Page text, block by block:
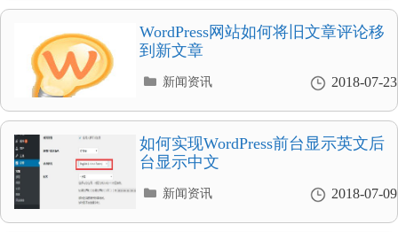
录
WordPress网站如何将旧文章评论移
到新文章
2018-07-23
分
录
新闻资讯
如何实现WordPress前台显示英文后
台显示中文
2018-07-09
分
新闻资讯